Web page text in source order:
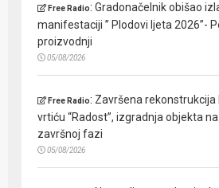
Free Radio:Gradonačelnik obišao
manifestaciji ” Plodovi ljeta 2026”-
proizvodnji
05/08/2026
Free Radio: Završena rekonstrukcija
vrtiću “Radost”, izgradnja objekta
završnoj fazi
05/08/2026